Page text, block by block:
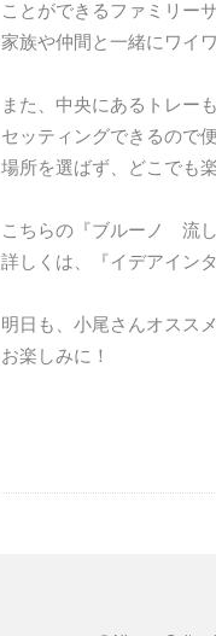
ことができるファミリー
家族や仲間と一緒にワイ
また、中央にあるトレー
セッティングできるので
場所を選ばず、どこでも
こちらの『ブルーノ 流
詳しくは、『イデアイン
明日も、小尾さんオスス
お楽しみに！